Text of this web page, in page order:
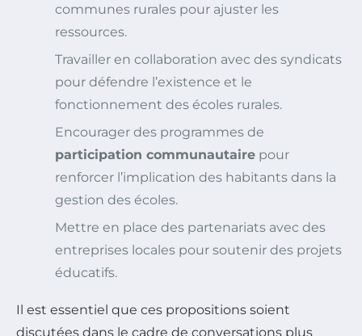
communes rurales pour ajuster les
ressources.
Travailler en collaboration avec des syndicats
pour défendre l’existence et le
fonctionnement des écoles rurales.
Encourager des programmes de
participation communautaire pour
renforcer l’implication des habitants dans la
gestion des écoles.
Mettre en place des partenariats avec des
entreprises locales pour soutenir des projets
éducatifs.
Il est essentiel que ces propositions soient
discutées dans le cadre de conversations plus